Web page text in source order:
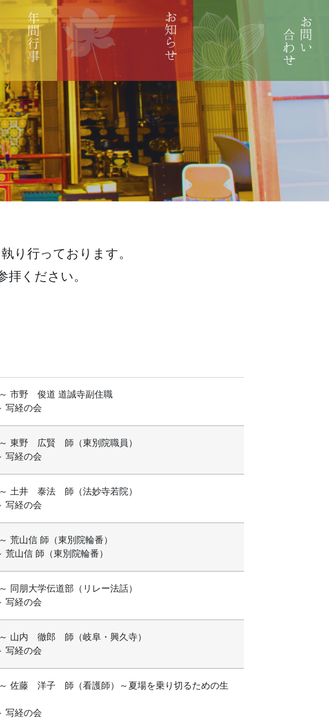
り行っております。
拝ください。
市野 俊道 道誠寺副住職
写経の会
東野 広賢 師（東別院職員）
写経の会
土井 泰法 師（法妙寺若院）
写経の会
荒山信 師（東別院輪番）
荒山信 師（東別院輪番）
同朋大学伝道部（リレー法話）
写経の会
山内 徹郎 師（岐阜・興久寺）
写経の会
佐藤 洋子 師（看護師）～夏場を乗り切るための生
写経の会